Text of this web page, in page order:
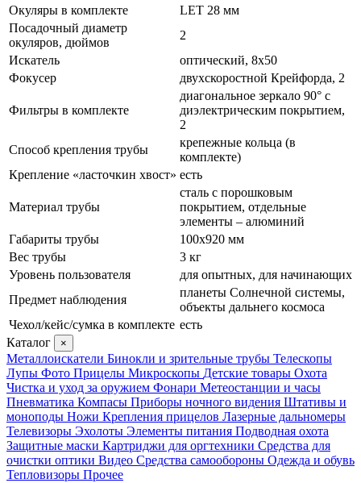
Окуляры в комплекте
LET 28 мм
Посадочный диаметр
окуляров, дюймов
2
Искатель
оптический, 8х50
Фокусер
двухскоростной Крейфорда, 2
Фильтры в комплекте
диагональное зеркало 90° c
диэлектрическим покрытием,
2
Способ крепления трубы
крепежные кольца (в
комплекте)
Крепление «ласточкин хвост» есть
Материал трубы
сталь с порошковым
покрытием, отдельные
элементы – алюминий
Габариты трубы
100х920 мм
Вес трубы
3 кг
Уровень пользователя
для опытных, для начинающих
Предмет наблюдения
планеты Солнечной системы,
объекты дальнего космоса
Чехол/кейс/сумка в комплекте есть
Каталог
×
Металлоискатели Бинокли и зрительные трубы Телескопы
Лупы Фото Прицелы Микроскопы Детские товары Охота
Чистка и уход за оружием Фонари Метеостанции и часы
Пневматика Компасы Приборы ночного видения Штативы и
моноподы Ножи Крепления прицелов Лазерные дальномеры
Телевизоры Эхолоты Элементы питания Подводная охота
Защитные маски Картриджи для оргтехники Средства для
очистки оптики Видео Средства самообороны Одежда и обувь
Тепловизоры Прочее